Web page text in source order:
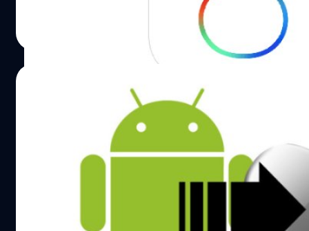
ย้ายมาแล้วจะได้ไม่งง Apple ทำคู่มือไว้ให้เผื่อผู้
ใช้งาน Android ที่ย้ายค่ายมาใช้งาน iPhone
Apple ทำคู่มือไว้ให้สำหรับผู้ใช้งาน Android ที่ย้ายมาใช้งาน